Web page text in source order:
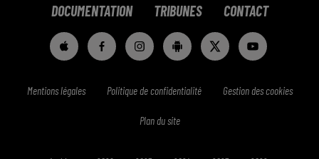
DOCUMENTATION TRIBUNES CONTACT
Mentions légales Politique de confidentialité Gestion des cookies
Plan du site